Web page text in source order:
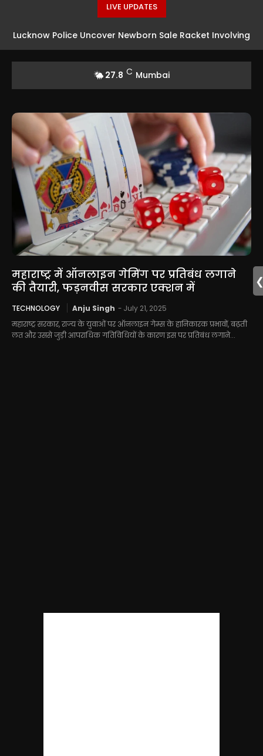
LIVE UPDATES
Lucknow Police Uncover Newborn Sale Racket Involving
27.8 C Mumbai
महाराष्ट्र में ऑनलाइन गेमिंग पर प्रतिबंध लगाने
की तैयारी, फड़नवीस सरकार एक्शन में
TECHNOLOGY Anju Singh - July 21, 2025
महाराष्ट्र सरकार, राज्य के युवाओं पर ऑनलाइन गेम्स के हानिकारक प्रभावों, बढ़ती
लत और उससे जुड़ी आपराधिक गतिविधियों के कारण इस पर प्रतिबंध लगाने...